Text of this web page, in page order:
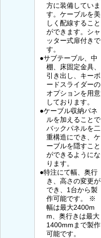
方に装備していま
す。ケーブルを美
しく配線すること
ができます。シャ
ッター式扉付きで
す。
●サブテーブル、中
棚、床固定金具、
引き出し、キーボ
ードスライダーの
オプションを用意
しております。
●ケーブル収納パネ
ルを加えることで
バックパネルを二
重構造にでき、ケ
ーブルを隠すこと
ができるようにな
ります。
●特注にて幅、奥行
き、高さの変更が
でき、1台から製
作可能です。 ※
幅は最大2400m
m、奥行きは最大
1400mmまで製作
可能です。